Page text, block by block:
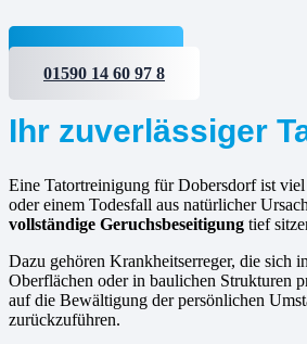
Jetzt anfragen
01590 14 60 97 8
Ihr zuverlässiger
Eine Tatortreinigung für Dobersdorf ist
oder einem Todesfall aus natürlicher
vollständige Geruchsbeseitigung tief
Dazu gehören Krankheitserreger, die sich
Oberflächen oder in baulichen Strukturen
auf die Bewältigung der persönlichen
zurückzuführen.